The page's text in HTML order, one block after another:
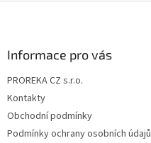
Informace pro vás
PROREKA CZ s.r.o.
Kontakty
Obchodní podmínky
Podmínky ochrany osobních údajů